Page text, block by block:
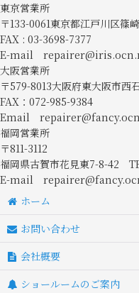
東京営業所
〒133-0061東京都江戸川区
FAX : 03-3698-7377
E-mail
大阪営業所
〒579-8013大阪府東大阪市
FAX：072-985-9384
Email
福岡営業所
〒811-3112
福岡県古賀市花見東7-8-42
E-mail
ホーム
お問い合わせ
会社概要
ショールームのご案内